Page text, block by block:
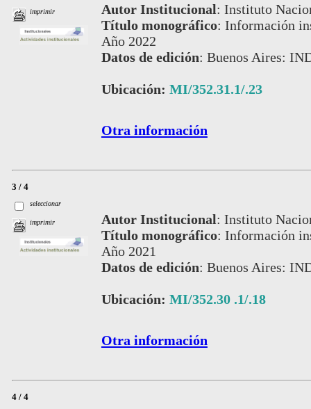
imprimir Autor Institucional: Instituto
Título monográfico: Información
Año 2022
Datos de edición: Buenos Aires:
Ubicación: MI/352.31.1/.23
Otra información
3 / 4
seleccionar
imprimir Autor Institucional: Instituto
Título monográfico: Información
Año 2021
Datos de edición: Buenos Aires:
Ubicación: MI/352.30 .1/.18
Otra información
4 / 4